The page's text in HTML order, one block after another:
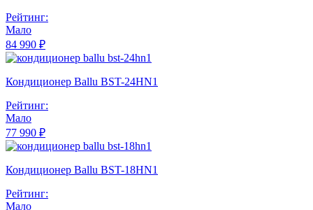
Рейтинг:
Мало
84 990 ₽
Кондиционер Ballu BST-24HN1
Рейтинг:
Мало
77 990 ₽
Кондиционер Ballu BST-18HN1
Рейтинг:
Мало